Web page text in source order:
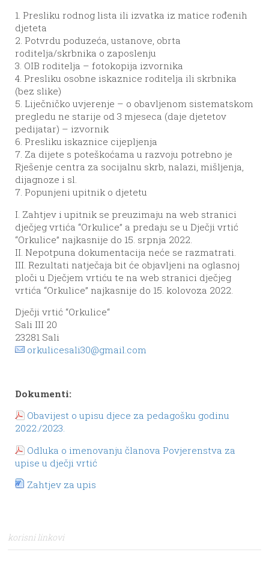
1. Presliku rodnog lista ili izvatka iz matice rođenih
djeteta
2. Potvrdu poduzeća, ustanove, obrta
roditelja/skrbnika o zaposlenju
3. OIB roditelja – fotokopija izvornika
4. Presliku osobne iskaznice roditelja ili skrbnika
(bez slike)
5. Liječničko uvjerenje – o obavljenom sistematskom
pregledu ne starije od 3 mjeseca (daje djetetov
pedijatar) – izvornik
6. Presliku iskaznice cijepljenja
7. Za dijete s poteškoćama u razvoju potrebno je
Rješenje centra za socijalnu skrb, nalazi, mišljenja,
dijagnoze i sl.
7. Popunjeni upitnik o djetetu
I. Zahtjev i upitnik se preuzimaju na web stranici
dječjeg vrtića “Orkulice” a predaju se u Dječji vrtić
“Orkulice” najkasnije do 15. srpnja 2022.
II. Nepotpuna dokumentacija neće se razmatrati.
III. Rezultati natječaja bit će objavljeni na oglasnoj
ploči u Dječjem vrtiću te na web stranici dječjeg
vrtića “Orkulice” najkasnije do 15. kolovoza 2022.
Dječji vrtić “Orkulice“
Sali III 20
23281 Sali
orkulicesali30@gmail.com
Dokumenti:
Obavijest o upisu djece za pedagošku godinu
2022./2023.
Odluka o imenovanju članova Povjerenstva za
upise u dječji vrtić
Zahtjev za upis
korisni linkovi